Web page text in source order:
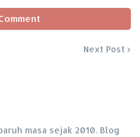
Next Post
masa sejak 2010. Blog